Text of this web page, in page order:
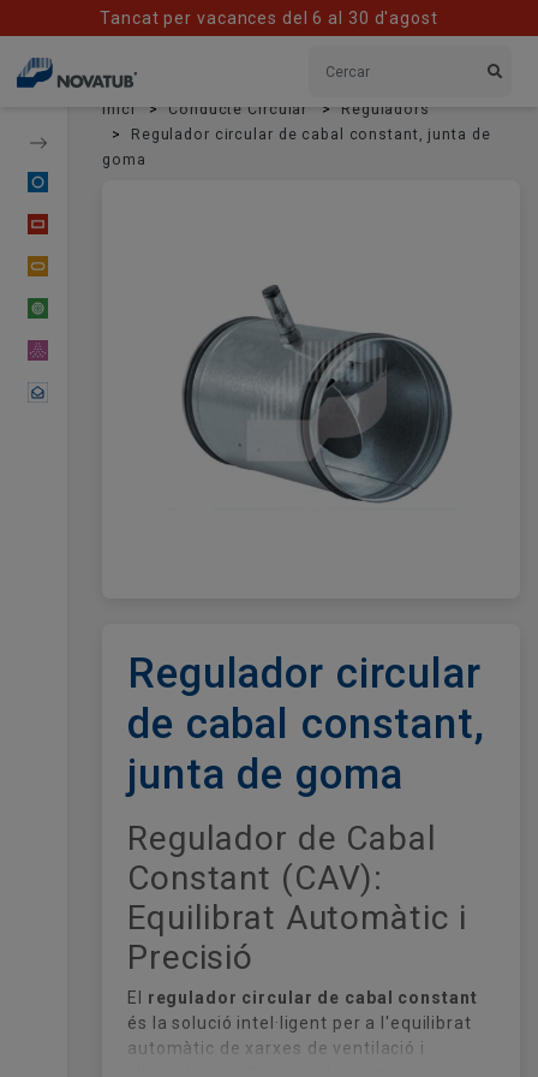
Tancat per vacances del 6 al 30 d'agost
Material Difusor
Inici Conducte Circular
Reguladors
Regulador circular de cabal constant, junta de
goma
Regulador circular
de cabal constant,
junta de goma
Regulador de Cabal
Constant (CAV):
Equilibrat Automàtic i
Precisió
El regulador circular de cabal constant
és la solució intel·ligent per a l'equilibrat
automàtic de xarxes de ventilació i